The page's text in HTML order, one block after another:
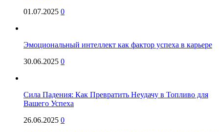
01.07.2025 0
Эмоциональный интеллект как фактор успеха в карьере
30.06.2025 0
Сила Падения: Как Превратить Неудачу в Топливо для
Вашего Успеха
26.06.2025 0